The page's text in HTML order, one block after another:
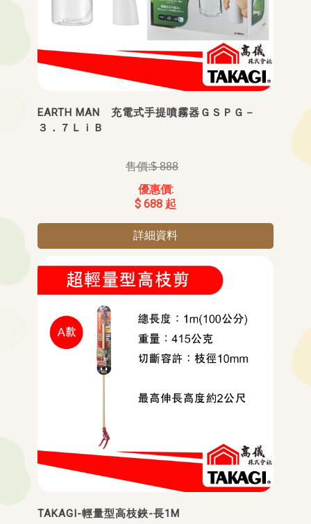
EARTH MAN 充電式手提噴霧器ＧＳＰＧ－
３．７ＬｉＢ
$ 888
$ 688 起
詳細資料
TAKAGI-輕量型高枝鋏-長1M